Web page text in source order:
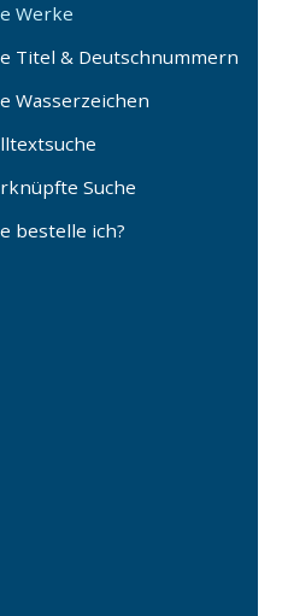
Werke
Titel & Deutschnummern
Wasserzeichen
Suche
bestelle ich?